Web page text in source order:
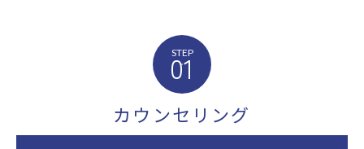
STEP
01
カウンセリング